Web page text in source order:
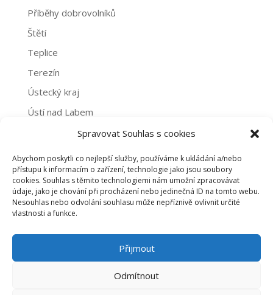
Spravovat Souhlas s cookies
Abychom poskytli co nejlepší služby, používáme k ukládání a/nebo
přístupu k informacím o zařízení, technologie jako jsou soubory
cookies. Souhlas s těmito technologiemi nám umožní zpracovávat
údaje, jako je chování při procházení nebo jedinečná ID na tomto webu.
Nesouhlas nebo odvolání souhlasu může nepříznivě ovlivnit určité
vlastnosti a funkce.
Přijmout
Odmítnout
Příběhy dobrovolníků
Štětí
Teplice
Terezín
Ústecký kraj
Ústí nad Labem
Archivy
Archivy
PROHLÁŠENÍ O NAKLÁDÁNÍ S OSOBNÍMI ÚDAJI
ZÁSADY COOKIES (EU)